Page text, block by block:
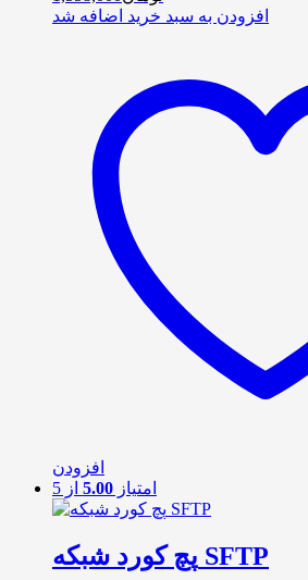
افزودن به سبد خرید اضافه شد
افزودن
امتیاز 5.00 از 5
پچ کورد شبکه SFTP